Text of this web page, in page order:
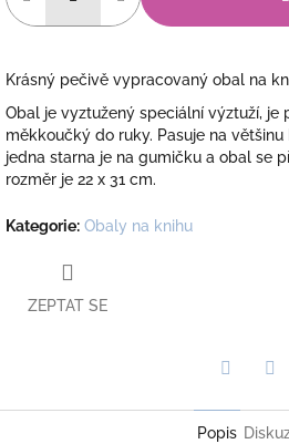
Krásný pečivě vypracovaný obal na
Obal je vyztužený speciální výztuží, je
měkkoučký do ruky. Pasuje na
jedna starna je na gumičku a obal se
rozměr je 22 x 31 cm.
Kategorie: Obaly na knihu
ZEPTAT SE
Popis